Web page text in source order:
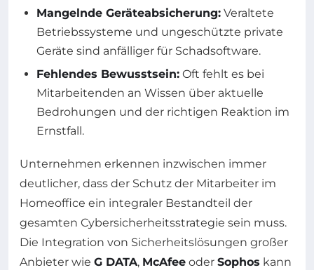
Mangelnde Geräteabsicherung: Veraltete
Betriebssysteme und ungeschützte private
Geräte sind anfälliger für Schadsoftware.
Fehlendes Bewusstsein: Oft fehlt es bei
Mitarbeitenden an Wissen über aktuelle
Bedrohungen und der richtigen Reaktion im
Ernstfall.
Unternehmen erkennen inzwischen immer
deutlicher, dass der Schutz der Mitarbeiter im
Homeoffice ein integraler Bestandteil der
gesamten Cybersicherheitsstrategie sein muss.
Die Integration von Sicherheitslösungen großer
Anbieter wie G DATA, McAfee oder Sophos kann